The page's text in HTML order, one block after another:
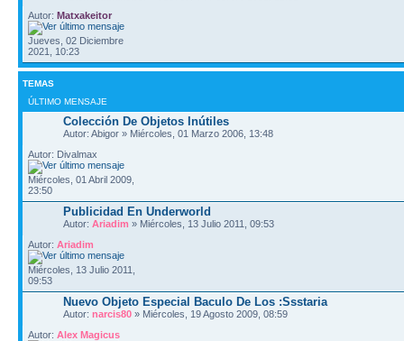
Autor: Matxakeitor
Jueves, 02 Diciembre
2021, 10:23
TEMAS
ÚLTIMO MENSAJE
Colección De Objetos Inútiles
Autor: Abigor » Miércoles, 01 Marzo 2006, 13:48
Autor: Divalmax
Miércoles, 01 Abril 2009,
23:50
Publicidad En Underworld
Autor: Ariadim » Miércoles, 13 Julio 2011, 09:53
Autor: Ariadim
Miércoles, 13 Julio 2011,
09:53
Nuevo Objeto Especial Baculo De Los :Ssstaria
Autor: narcis80 » Miércoles, 19 Agosto 2009, 08:59
Autor: Alex Magicus